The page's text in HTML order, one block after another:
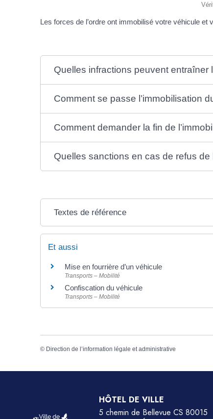
Les forces de l’ordre ont immobilisé votre véhicule
Quelles infractions peuvent entraîner
Comment se passe l’immobilisation
Comment demander la fin de
Quelles sanctions en cas de refus de
Textes de référence
Et aussi
Mise en fourrière d’un véhicule
Transports – Mobilité
Confiscation du véhicule
Transports – Mobilité
© Direction de l’information légale et administrative
HÔTEL DE VILLE
5 chemin de Bellevue CS 80015